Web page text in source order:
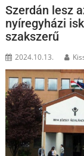
Szerdán lesz
nyíregyházi
szakszerű
2024.10.13.